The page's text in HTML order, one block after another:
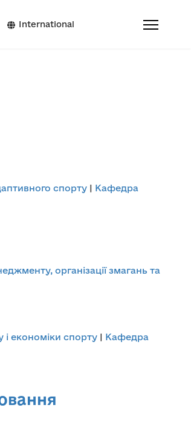
International
спорту | Кафедра
організації змагань та
економіки спорту | Кафедра